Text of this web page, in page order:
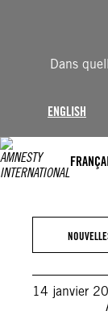
Dans
ENGLISH
14 janvier